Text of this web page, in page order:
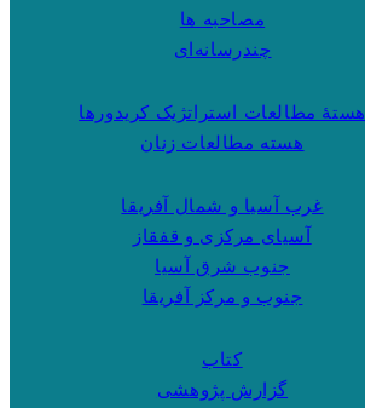
مصاحبه ها
چندرسانه‌ای
هستهٔ مطالعات استراتژیک کریدورها
هسته مطالعات زنان
غرب آسیا و شمال آفریقا
آسیای مرکزی و قفقاز
جنوب شرق آسیا
جنوب و مرکز آفریقا
کتاب
گزارش پژوهشی